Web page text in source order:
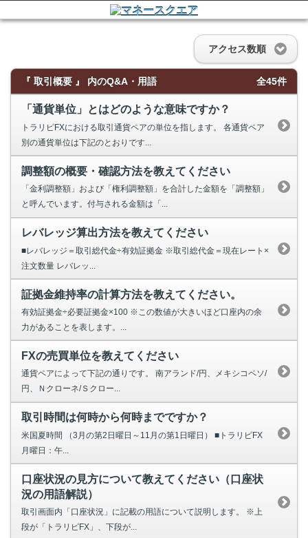
アクセス数順
『 取引概要 』 内のQ&A・用語 全45件
「通貨単位」とはどのような意味ですか？
トラリピFXにおける取引通貨ペアの単位を指します。 各通貨ペア
別の通貨単位は下記のとおりです...
調整額の概要・確認方法を教えてください
「金利調整額」および「権利調整額」を合計した金額を「調整額」
と呼んでいます。付与される金額は「...
レバレッジ算出方法を教えてください
■レバレッジ＝取引総代金÷有効証拠金 ※取引総代金＝現在レート×
注文数量 レバレッ...
証拠金維持率の計算方法を教えてください。
有効証拠金÷必要証拠金×100 ※この数値が大きいほど口座内の余
力があることを表します。...
FXの売買単位を教えてください
通貨ペアによって下記の通りです。 南アランド/円、メキシコペソ/
円、Ｎクローネ/Ｓクロー...
取引時間は何時から何時までですか？
米国夏時間 （3月の第2日曜日～11月の第1日曜日） ■トラリピFX
月曜日：午...
口座状況の見方について教えてください（口座状
況の用語解説）
取引画面内「口座状況」に記載の用語について説明します。 ※上
段が「トラリピFX」、下段が...